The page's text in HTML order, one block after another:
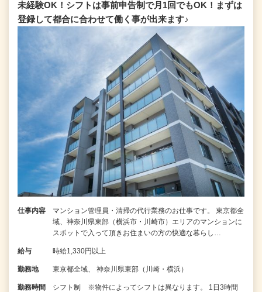
未経験OK！シフトは事前申告制で月1回でもOK！まずは
登録して都合に合わせて働く事が出来ます♪
仕事内容
マンション管理員・清掃の代行業務のお仕事です。 東京都全
域、神奈川県東部（横浜市・川崎市）エリアのマンションに
スポットで入って頂きお住まいの方の快適な暮らし…
給与 時給1,330円以上
勤務地 東京都全域、 神奈川県東部（川崎・横浜）
勤務時間
シフト制 ※物件によってシフトは異なります。 1日3時間